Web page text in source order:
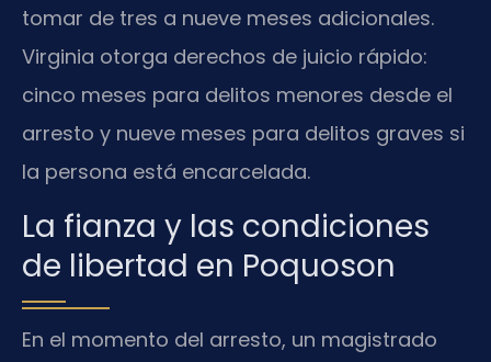
tomar de tres a nueve meses adicionales.
Virginia otorga derechos de juicio rápido:
cinco meses para delitos menores desde el
arresto y nueve meses para delitos graves si
la persona está encarcelada.
La fianza y las condiciones
de libertad en Poquoson
En el momento del arresto, un magistrado